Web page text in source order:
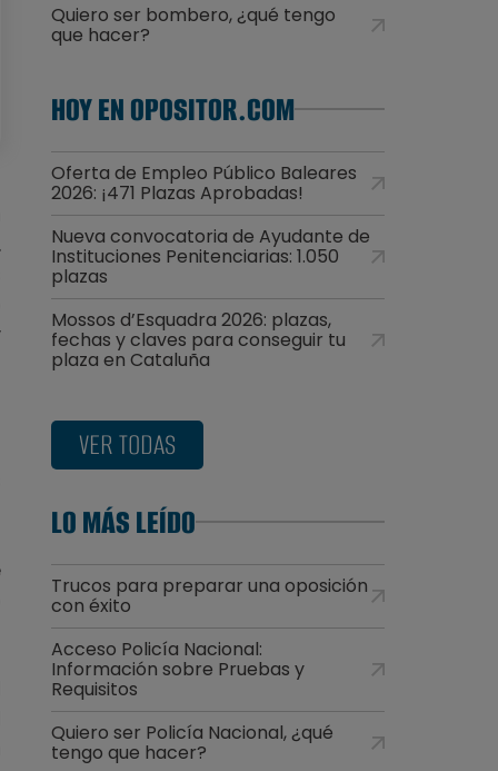
Quiero ser bombero, ¿qué tengo
que hacer?
HOY EN OPOSITOR.COM
Oferta de Empleo Público Baleares
2026: ¡471 Plazas Aprobadas!
Nueva convocatoria de Ayudante de
Instituciones Penitenciarias: 1.050
plazas
Mossos d’Esquadra 2026: plazas,
fechas y claves para conseguir tu
plaza en Cataluña
VER TODAS
LO MÁS LEÍDO
Trucos para preparar una oposición
con éxito
Acceso Policía Nacional:
Información sobre Pruebas y
Requisitos
Quiero ser Policía Nacional, ¿qué
tengo que hacer?